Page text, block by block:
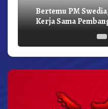
Bertemu PM
Kerja Sama